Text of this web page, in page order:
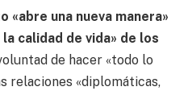
«abre una nueva manera»
calidad de vida» de los
de hacer «todo lo
relaciones «diplomáticas,